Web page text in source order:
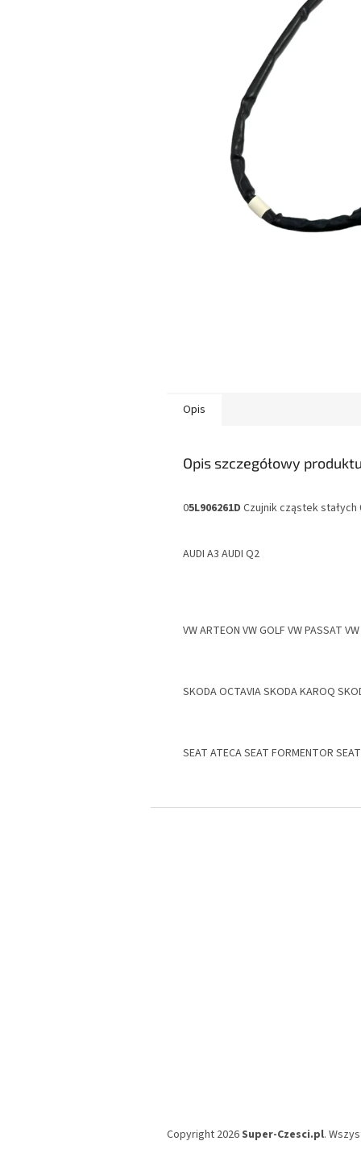
Opis
Opis szczegółowy
05L906261D Czujnik cząstek stałych
AUDI A3 AUDI Q2
VW ARTEON VW GOLF VW PASSAT
SKODA OCTAVIA SKODA KAROQ
SEAT ATECA SEAT FORMENTOR
Copyright 2026Super-Czesci.pl.